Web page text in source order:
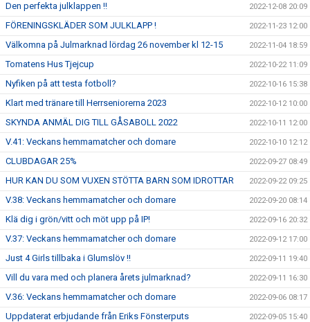
Den perfekta julklappen !! 2022-12-08 20:09
FÖRENINGSKLÄDER SOM JULKLAPP ! 2022-11-23 12:00
Välkomna på Julmarknad lördag 26 november kl 12-15 2022-11-04 18:59
Tomatens Hus Tjejcup 2022-10-22 11:09
Nyfiken på att testa fotboll? 2022-10-16 15:38
Klart med tränare till Herrseniorerna 2023 2022-10-12 10:00
SKYNDA ANMÄL DIG TILL GÅSABOLL 2022 2022-10-11 12:00
V.41: Veckans hemmamatcher och domare 2022-10-10 12:12
CLUBDAGAR 25% 2022-09-27 08:49
HUR KAN DU SOM VUXEN STÖTTA BARN SOM IDROTTAR 2022-09-22 09:25
V.38: Veckans hemmamatcher och domare 2022-09-20 08:14
Klä dig i grön/vitt och möt upp på IP! 2022-09-16 20:32
V.37: Veckans hemmamatcher och domare 2022-09-12 17:00
Just 4 Girls tillbaka i Glumslöv !! 2022-09-11 19:40
Vill du vara med och planera årets julmarknad? 2022-09-11 16:30
V.36: Veckans hemmamatcher och domare 2022-09-06 08:17
Uppdaterat erbjudande från Eriks Fönsterputs 2022-09-05 15:40